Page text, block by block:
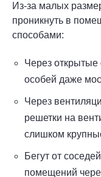
Из-за малых
проникнуть в
способами:
Через
особей даже
Через
решетки на
слишком
Бегут от
помещений